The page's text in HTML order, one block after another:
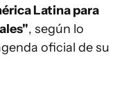
Latina para
, según lo
oficial de su